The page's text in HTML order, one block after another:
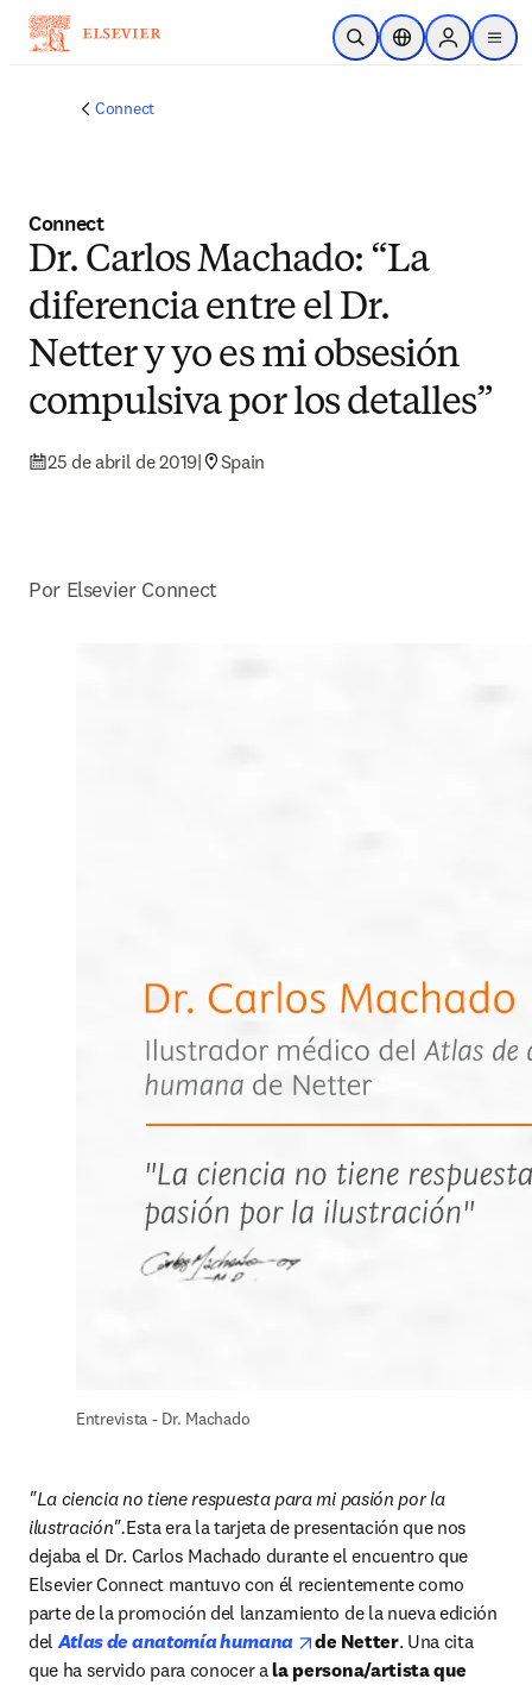
Saltar al contenido principal
Abrir búsqueda
Selector deSign in to
menu
Connect
Connect
Dr. Carlos Machado: “La
diferencia entre el Dr.
Netter y yo es mi obsesión
compulsiva por los detalles”
25 de abril de 2019| Spain
Por Elsevier Connect
Entrevista - Dr. Machado
"La ciencia no tiene respuesta para mi pasión por la
ilustración".Esta era la tarjeta de presentación que nos
dejaba el Dr. Carlos Machado durante el encuentro que
Elsevier Connect mantuvo con él recientemente como
parte de la promoción del lanzamiento de la nueva edición
del Atlas de anatomía humana opens in new tab/window
de Netter. Una cita
que ha servido para conocer a la persona/artista que